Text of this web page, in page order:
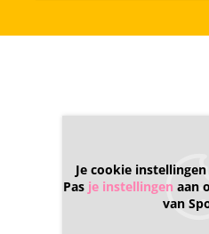
Je cookie
Pas je instellingen aan
van